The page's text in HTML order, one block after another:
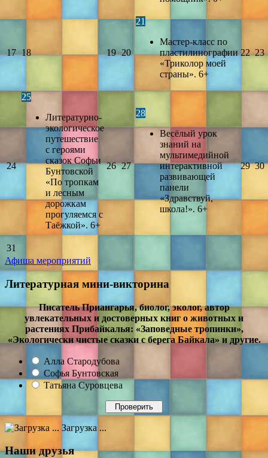
17 18 19 20
21
Мастер-класс по
пластилинографии
«Триколор моей
страны». 6+
22 23
24
25
Литературно-
экологическое
путешествие
с героями
сказок Софьи
Бунтовской
«По тропкам
и лесным
дорожкам
прогуляемся с
Таёжкой». 6+
26 27
28
Весёлый урок
знаний на
мультимедийной
интерактивной
развивающей
панели
«Здравствуй,
школа!». 6+
29 30
31
Афиша мероприятий
Литературная мини-викторина
Писатель Приангарья, биолог, эколог, автор
увлекательных и достоверных книг о животных и
растениях Прибайкалья: «Заповедные тропинки»,
«Экологически чистые сказки с берега Байкала» и другие.
Алла Стародубова
Софья Бунтовская
Татьяна Суровцева
Загрузка ...
Наши друзья